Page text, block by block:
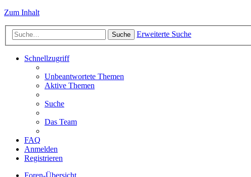
Zum Inhalt
Suche Erweiterte Suche
Schnellzugriff
Unbeantwortete Themen
Aktive Themen
Suche
Das Team
FAQ
Anmelden
Registrieren
Foren-Übersicht